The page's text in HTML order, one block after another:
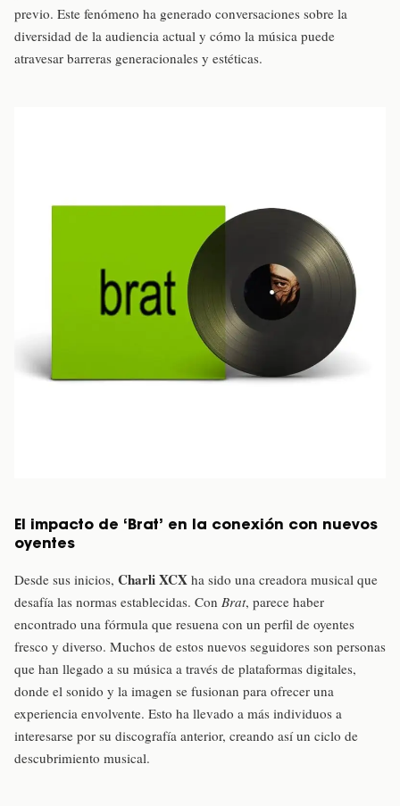
previo. Este fenómeno ha generado conversaciones sobre la
diversidad de la audiencia actual y cómo la música puede
atravesar barreras generacionales y estéticas.
El impacto de ‘Brat’ en la conexión con nuevos
oyentes
Desde sus inicios, Charli XCX ha sido una creadora musical que
desafía las normas establecidas. Con Brat, parece haber
encontrado una fórmula que resuena con un perfil de oyentes
fresco y diverso. Muchos de estos nuevos seguidores son personas
que han llegado a su música a través de plataformas digitales,
donde el sonido y la imagen se fusionan para ofrecer una
experiencia envolvente. Esto ha llevado a más individuos a
interesarse por su discografía anterior, creando así un ciclo de
descubrimiento musical.